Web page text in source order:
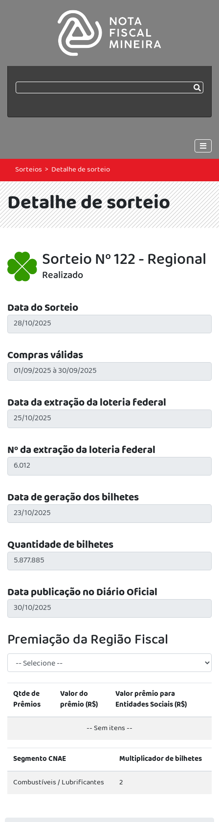
Sorteios > Detalhe de sorteio
Detalhe de sorteio
Sorteio Nº 122 - Regional
Realizado
Data do Sorteio
Compras válidas
Data da extração da loteria federal
Nº da extração da loteria federal
Data de geração dos bilhetes
Quantidade de bilhetes
Data publicação no Diário Oficial
Premiação da Região Fiscal
Qtde de
Prêmios
Valor do
prêmio (R$)
Valor prêmio para
Entidades Sociais (R$)
-- Sem itens --
Segmento CNAE
Multiplicador de bilhetes
Combustíveis / Lubrificantes
2